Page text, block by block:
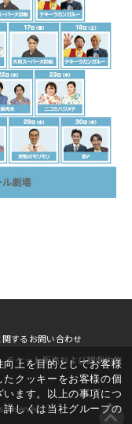
上を目的としてお客様
クッキーをお客様の個
ます。以上の事項につ
しくは当社グループの
するお問い合わせ
チケット販売および観劇約款
Reserved